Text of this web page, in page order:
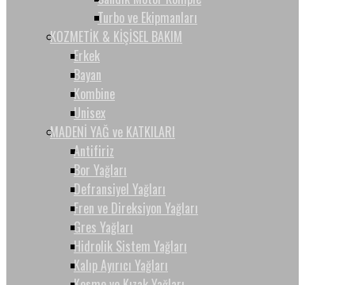
Turbo ve Ekipmanları
KOZMETİK & KİŞİSEL BAKIM
Erkek
Bayan
Kombine
Unisex
MADENİ YAĞ ve KATKILARI
Antifiriz
Bor Yağları
Defransiyel Yağları
Fren ve Direksiyon Yağları
Gres Yağları
Hidrolik Sistem Yağları
Kalıp Ayırıcı Yağları